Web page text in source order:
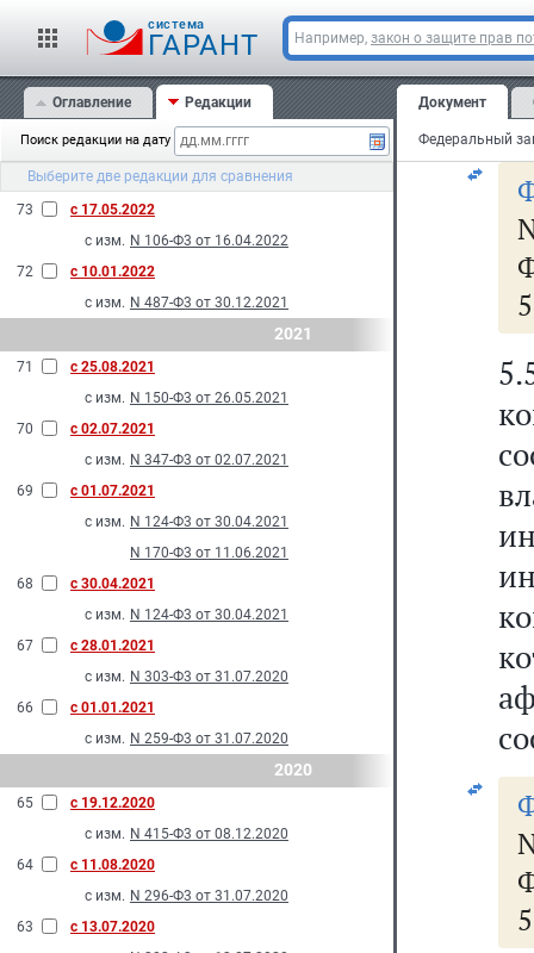
cистема
ГАРАНТ Например, закон о защите прав
Оглавление Редакции
Поиск редакции на дату
Выберите две редакции для сравнения
N 232-Ф3 от 28.06.2022
N 326-Ф3 от 14.07.2022
75
с 27.08.2022
с изм. N 150-Ф3 от 28.05.2022
74
с 14.07.2022
с изм. N 286-Ф3 от 14.07.2022
73
с 17.05.2022
с изм. N 106-Ф3 от 16.04.2022
72
с 10.01.2022
с изм. N 487-Ф3 от 30.12.2021
2021
71
с 25.08.2021
с изм. N 150-Ф3 от 26.05.2021
70
с 02.07.2021
с изм. N 347-Ф3 от 02.07.2021
69
с 01.07.2021
с изм. N 124-Ф3 от 30.04.2021
N 170-Ф3 от 11.06.2021
68
с 30.04.2021
с изм. N 124-Ф3 от 30.04.2021
67
с 28.01.2021
с изм. N 303-Ф3 от 31.07.2020
66
с 01.01.2021
с изм. N 259-Ф3 от 31.07.2020
2020
65
с 19.12.2020
с изм. N 415-Ф3 от 08.12.2020
64
с 11.08.2020
с изм. N 296-Ф3 от 31.07.2020
63
с 13.07.2020
Документ